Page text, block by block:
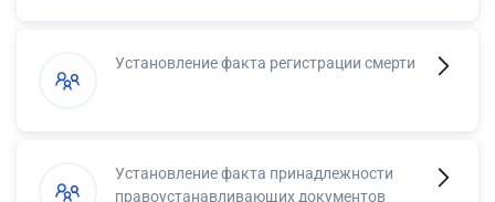
Установление факта регистрации смерти
Установление факта принадлежности
правоустанавливающих документов